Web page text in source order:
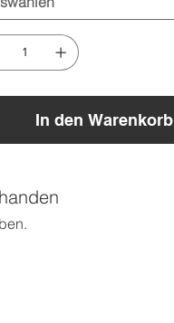
In den Warenkorb